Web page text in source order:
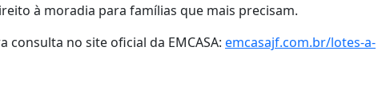
à moradia para famílias que mais precisam.
no site oficial da EMCASA: emcasajf.com.br/lotes-a-